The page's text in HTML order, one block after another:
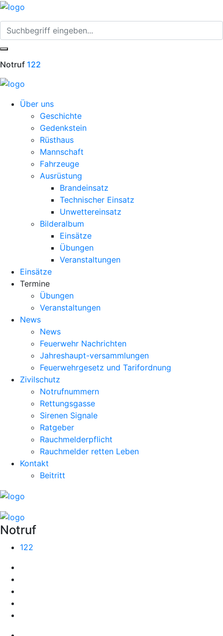
Notruf 122
Über uns
Geschichte
Gedenkstein
Rüsthaus
Mannschaft
Fahrzeuge
Ausrüstung
Brandeinsatz
Technischer Einsatz
Unwettereinsatz
Bilderalbum
Einsätze
Übungen
Veranstaltungen
Einsätze
Termine
Übungen
Veranstaltungen
News
News
Feuerwehr Nachrichten
Jahreshaupt-versammlungen
Feuerwehrgesetz und Tarifordnung
Zivilschutz
Notrufnummern
Rettungsgasse
Sirenen Signale
Ratgeber
Rauchmelderpflicht
Rauchmelder retten Leben
Kontakt
Beitritt
Notruf
122